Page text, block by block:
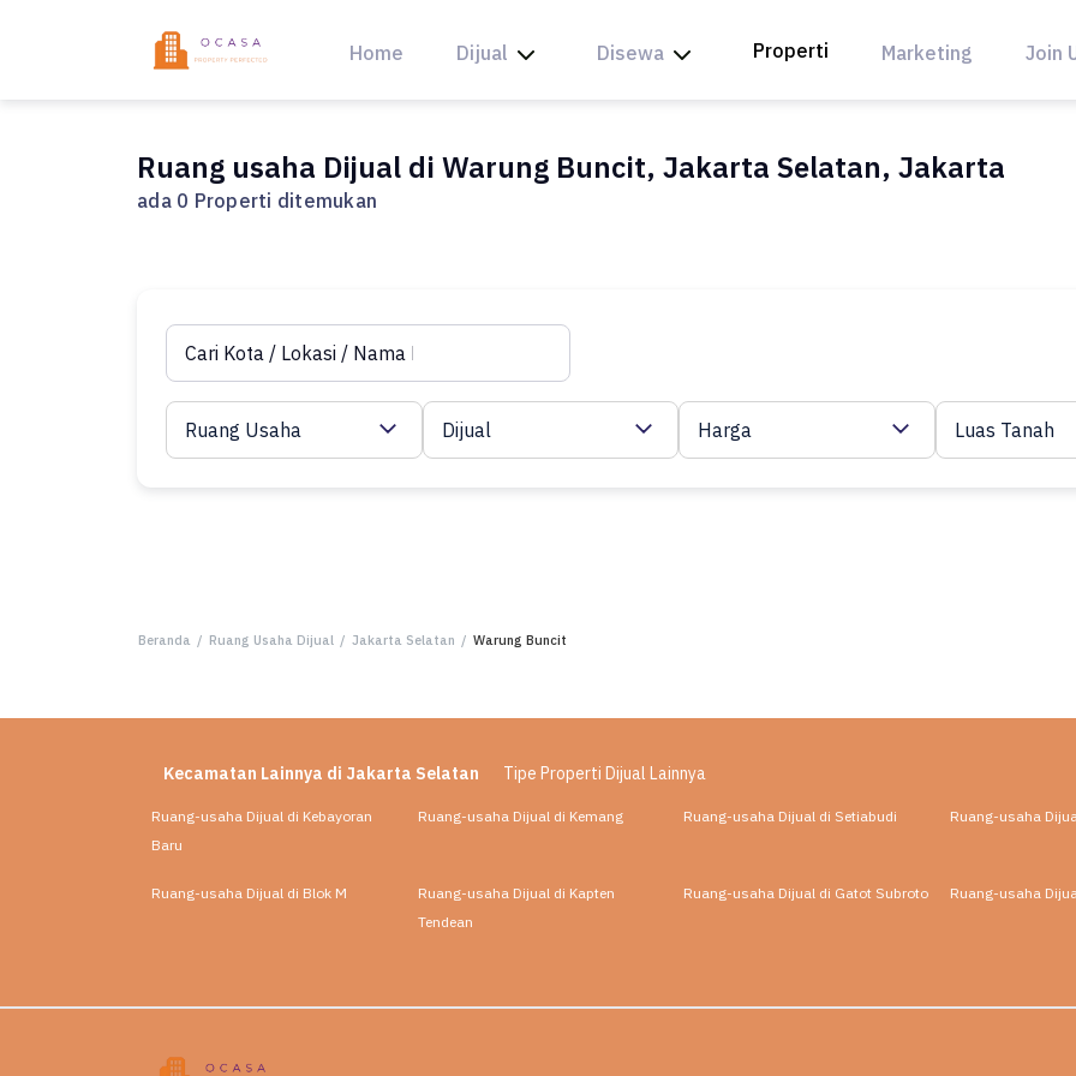
Home Dijual Disewa Properti Marketing Join
Ruang usaha Dijual di Warung Buncit, Jakarta Selatan, Jakarta
ada 0 Properti ditemukan
Ruang Usaha Dijual Harga Luas Tanah
Beranda / Ruang Usaha Dijual / Jakarta Selatan / Warung Buncit
Kecamatan Lainnya di Jakarta Selatan Tipe Properti Dijual Lainnya
Ruang-usaha Dijual di Kebayoran
Baru
Ruang-usaha Dijual di Kemang Ruang-usaha Dijual di Setiabudi Ruang-usaha
Ruang-usaha Dijual di Blok M
Ruang-usaha Dijual di Kapten
Tendean
Ruang-usaha Dijual di Gatot Subroto Ruang-usaha